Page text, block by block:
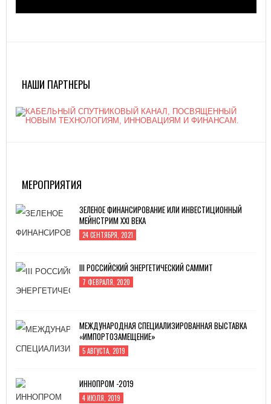
НАШИ ПАРТНЕРЫ
МЕРОПРИЯТИЯ
ЗЕЛЕНОЕ ФИНАНСИРОВАНИЕ ИЛИ ИНВЕСТИЦИОННЫЙ
МЕЙНСТРИМ XXI ВЕКА
24 СЕНТЯБРЯ, 2021
III РОССИЙСКИЙ ЭНЕРГЕТИЧЕСКИЙ САММИТ
7 ФЕВРАЛЯ, 2020
МЕЖДУНАРОДНАЯ СПЕЦИАЛИЗИРОВАННАЯ ВЫСТАВКА
«ИМПОРТОЗАМЕЩЕНИЕ»
5 АВГУСТА, 2019
ИННОПРОМ -2019
4 ИЮЛЯ, 2019